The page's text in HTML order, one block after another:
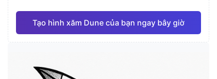
Tạo hình xăm Dune của bạn ngay bây giờ